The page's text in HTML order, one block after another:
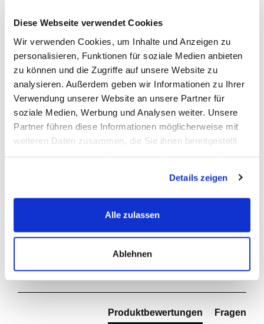
Diese Webseite verwendet Cookies
Wir verwenden Cookies, um Inhalte und Anzeigen zu
personalisieren, Funktionen für soziale Medien anbieten
zu können und die Zugriffe auf unsere Website zu
analysieren. Außerdem geben wir Informationen zu Ihrer
Verwendung unserer Website an unsere Partner für
soziale Medien, Werbung und Analysen weiter. Unsere
Partner führen diese Informationen möglicherweise mit
weiteren Daten zusammen, die Sie ihnen bereitgestellt
Details zeigen
Alle zulassen
Ablehnen
Wie beurteilen Sie die
normal schnell sehr schnell
Wie gut war Ihre neue
schlecht gut sehr gut
deiner gekauften Batterie?
Bewertung schreiben
100% rated this product 4-5 stars
Sortieren Suchen:
Produktbewertungen Fragen